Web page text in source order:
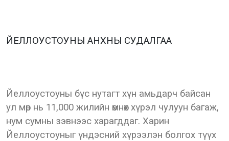
ЙЕЛЛОУСТОУНЫ АНХНЫ СУДАЛГАА
Йеллоустоуны бүс нутагт хүн амьдарч байсан
ул мөр нь 11,000 жилийн өмнөх хүрэл чулуун багаж,
нум сумны зэвнээс харагддаг. Харин
Йеллоустоуныг үндэсний хүрээлэн болгох түүх